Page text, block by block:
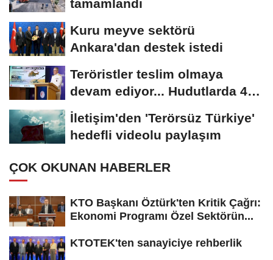
tamamlandı
Kuru meyve sektörü
Ankara'dan destek istedi
Teröristler teslim olmaya
devam ediyor... Hudutlarda 490
kişi yakalandı
İletişim'den 'Terörsüz Türkiye'
hedefli videolu paylaşım
ÇOK OKUNAN HABERLER
KTO Başkanı Öztürk'ten Kritik Çağrı:
Ekonomi Programı Özel Sektörün...
KTOTEK'ten sanayiciye rehberlik